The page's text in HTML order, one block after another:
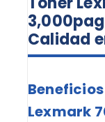
Calidad
Lexmark